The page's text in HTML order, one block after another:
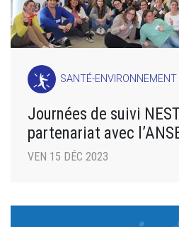
SANTÉ-ENVIRONNEMENT
Journées de suivi
partenariat avec
VEN 15 DÉC 2023